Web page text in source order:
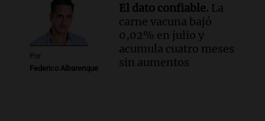
Por
Federico Albarenque
El dato confiable. La
carne vacuna bajó
0,02% en julio y
acumula cuatro meses
sin aumentos